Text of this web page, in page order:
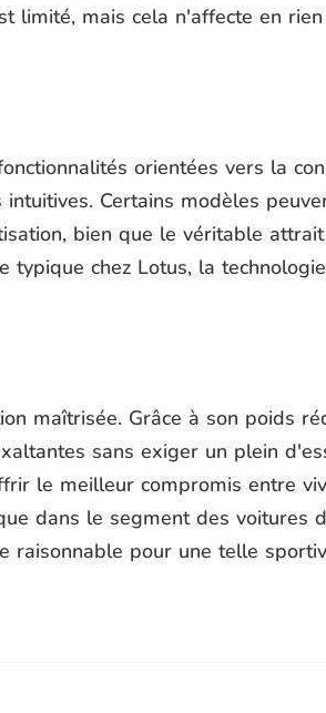
limité, mais cela n'affecte en
orientées vers la
Certains modèles
bien que le véritable
typique chez Lotus, la
maîtrisée. Grâce à son poids
sans exiger un plein
le meilleur compromis entre
dans le segment des voitures
raisonnable pour une telle